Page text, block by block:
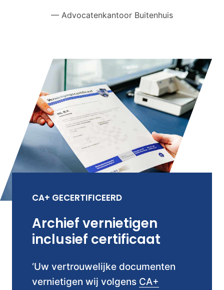
— Advocatenkantoor Buitenhuis
CA+ GECERTIFICEERD
Archief vernietigen
inclusief certificaat
‘Uw vertrouwelijke documenten
vernietigen wij volgens CA+